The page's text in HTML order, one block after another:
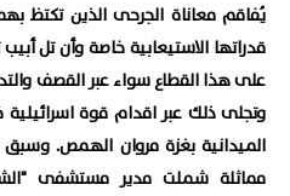
يُفاقم معاناة الجرحى الذين تكتظ
قدراتها الاستيعابية خاصة وأن تل
على هذا القطاع سواء عبر القصف
وتجلى ذلك عبر اقدام قوة
الميدانية بغزة مروان الهمص. وسبق
مماثلة شملت مدير مستشفى